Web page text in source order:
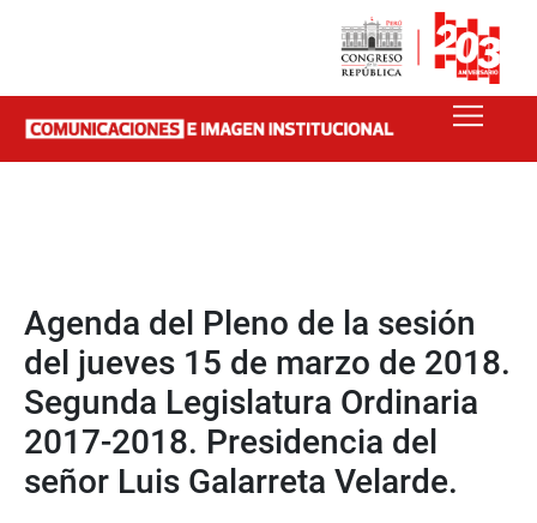
Agenda del Pleno de la sesión
del jueves 15 de marzo de 2018.
Segunda Legislatura Ordinaria
2017-2018. Presidencia del
señor Luis Galarreta Velarde.